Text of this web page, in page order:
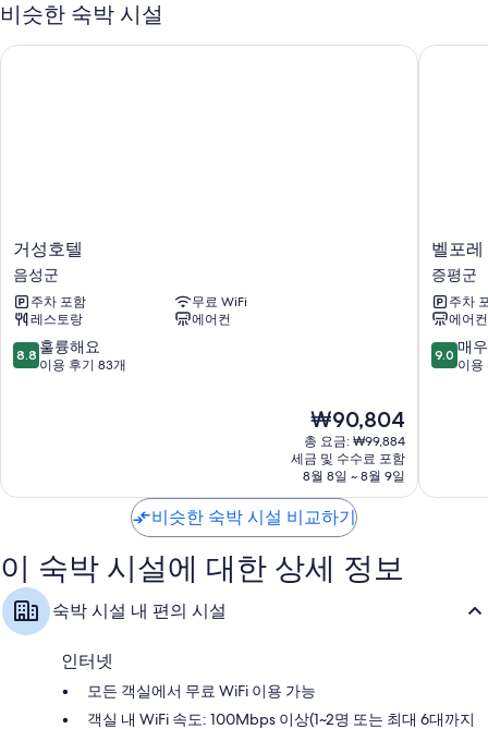
왕복 공항 셔틀(요금 별도), 인근 실내 수영장 및 간편 체크아웃
귀중품 보관함(프런트 데스크), 1개 회의실 및 짐 보관
메모리폼 침대, 오리털 이불 및 간이 침대/추가 침대(요금 별도)
욕실 - 샤워기/욕조 결합 및 헤어드라이어 이용 가능
평면 TV - 케이블 TV 채널 이용 가능
바닥 난방, 냉장고 및 커피/티 메이커
비슷한 숙박 시설
거
성
호
텔
음
성
군
거성호텔
음성군
주차 포함
무료 WiFi
레스토랑
에어컨
10
점
륭
이
용
후
기
83
8.8 훌륭해요
이용 후기 83개
현
재
요
금
₩90,804
₩90,804
총 요금: ₩99,884
세금 및 수수료 포함
8월 8일 ~ 8월 9일
거성호텔
벨
포
레
리
조
트
증
벨포
증평군
주차
에어컨
10
점
우
9.0 매
이용
벨포레
비슷한 숙박 시설 비교하기
이 숙박 시설에 대한 상세 정보
숙박 시설 내 편의 시설
인터넷
모든 객실에서 무료 WiFi 이용 가능
객실 내 WiFi 속도: 100Mbps 이상(1~2명 또는 최대 6대까지